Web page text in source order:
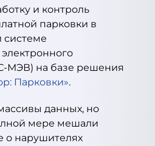
и контроль
парковки в
МЭВ) на базе решения
Парковки».
данных, но
мере мешали
о нарушителях